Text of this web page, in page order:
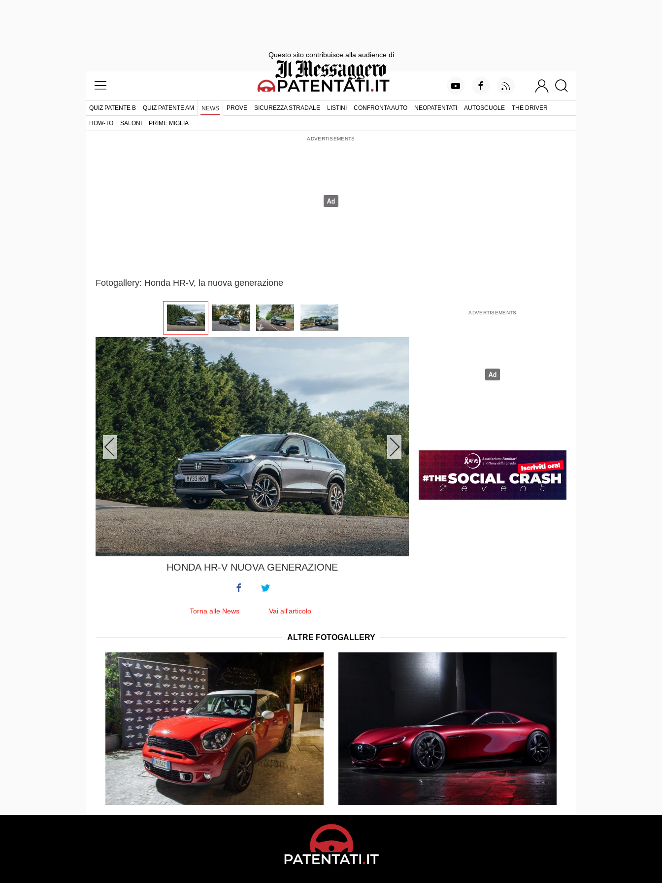
QUIZ PATENTE B QUIZ PATENTE AM NEWS PROVE SICUREZZA STRADALE LISTINI CONFRONTA AUTO NEOPATENTATI AUTOSCUOLE THE DRIVER
HOW-TO SALONI PRIME MIGLIA
Fotogallery: Honda HR-V, la nuova generazione
HONDA HR-V NUOVA GENERAZIONE
Torna alle News Vai all'articolo
ALTRE FOTOGALLERY
Questo sito contribuisce alla audience di